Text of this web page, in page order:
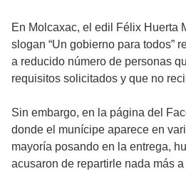
En Molcaxac, el edil Félix Huerta
slogan “Un gobierno para todos”
a reducido número de personas
requisitos solicitados y que no
Sin embargo, en la página del
donde el munícipe aparece en
mayoría posando en la entrega,
acusaron de repartirle nada más